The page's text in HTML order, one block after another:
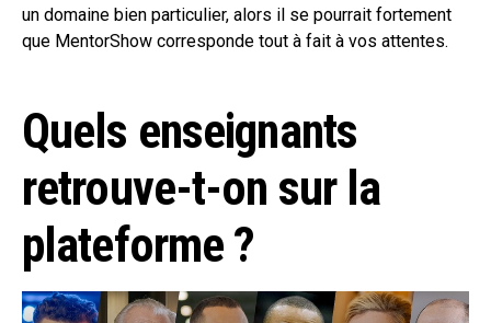
un domaine bien particulier, alors il se pourrait fortement
que MentorShow corresponde tout à fait à vos attentes.
Quels enseignants
retrouve-t-on sur la
plateforme ?